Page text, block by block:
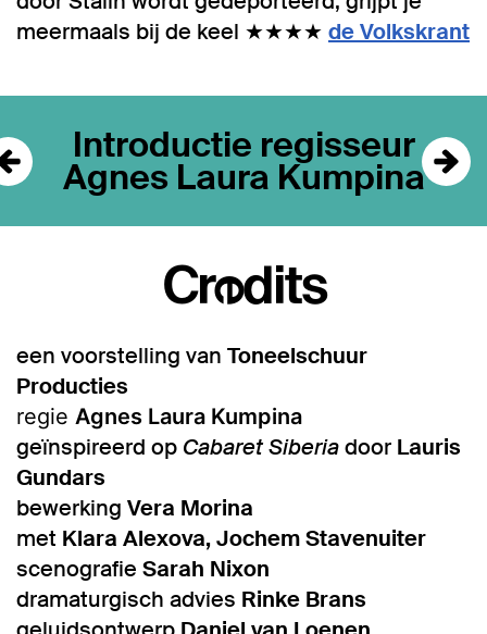
meermaals bij de keel ★★★★ de Volkskrant
Introductie regisseur
Agnes Laura Kumpina
Credits
een voorstelling van Toneelschuur
Producties
regie Agnes Laura Kumpina
geïnspireerd op CabaretSiberiadoor Lauris
Gundars
bewerking Vera Morina
met Klara Alexova, Jochem Stavenuiter
scenografie Sarah Nixon
dramaturgisch advies Rinke Brans